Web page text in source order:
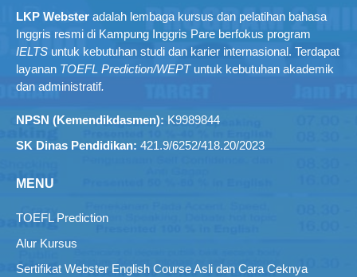
LKP Webster adalah lembaga kursus dan pelatihan bahasa
Inggris resmi di Kampung Inggris Pare berfokus program
IELTS untuk kebutuhan studi dan karier internasional. Terdapat
layanan TOEFL Prediction/WEPTuntuk kebutuhan akademik
dan administratif.
NPSN (Kemendikdasmen): K9989844
SK Dinas Pendidikan: 421.9/6252/418.20/2023
MENU
TOEFL Prediction
Alur Kursus
Sertifikat Webster English Course Asli dan Cara Ceknya